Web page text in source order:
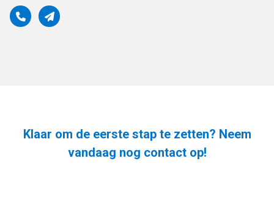
Klaar om de eerste stap te zetten? Neem
vandaag nog contact op!